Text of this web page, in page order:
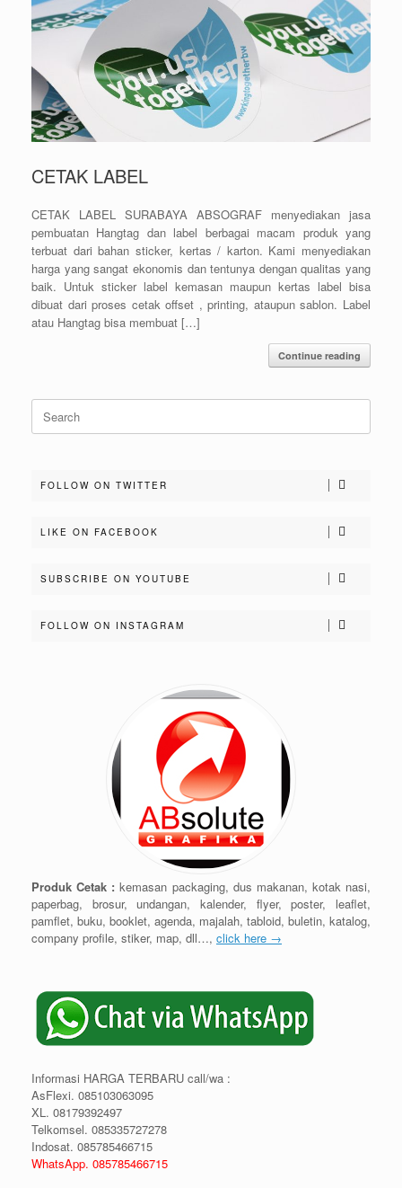
CETAK LABEL
CETAK LABEL SURABAYA ABSOGRAF menyediakan jasa
pembuatan Hangtag dan label berbagai macam produk yang
terbuat dari bahan sticker, kertas / karton. Kami menyediakan
harga yang sangat ekonomis dan tentunya dengan qualitas yang
baik. Untuk sticker label kemasan maupun kertas label bisa
dibuat dari proses cetak offset , printing, ataupun sablon. Label
atau Hangtag bisa membuat […]
Continue reading
Search
for:
FOLLOW ON TWITTER
LIKE ON FACEBOOK
SUBSCRIBE ON YOUTUBE
FOLLOW ON INSTAGRAM
Produk Cetak : kemasan packaging, dus makanan, kotak nasi,
paperbag, brosur, undangan, kalender, flyer, poster, leaflet,
pamflet, buku, booklet, agenda, majalah, tabloid, buletin, katalog,
company profile, stiker, map, dll…, click here →
Informasi HARGA TERBARU call/wa :
AsFlexi. 085103063095
XL. 08179392497
Telkomsel. 085335727278
Indosat. 085785466715
WhatsApp. 085785466715